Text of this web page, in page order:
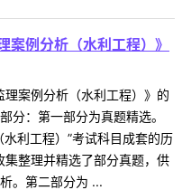
例分析（水利工程）》
案例分析（水利工程）》的
分：第一部分为真题精选。
利工程）”考试科目成套的历
整理并精选了部分真题，供
。第二部分为 ...